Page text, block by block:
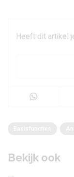
Heeft dit artikel
Bekijk ook